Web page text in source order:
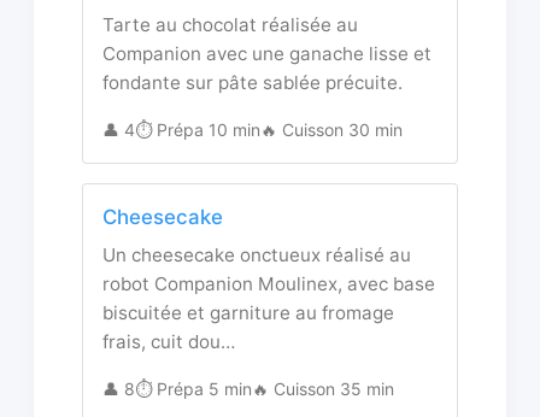
Tarte au chocolat réalisée au
Companion avec une ganache lisse et
fondante sur pâte sablée précuite.
👤 4⏱️ Prépa 10 min🔥 Cuisson 30 min
Cheesecake
Un cheesecake onctueux réalisé au
robot Companion Moulinex, avec base
biscuitée et garniture au fromage
frais, cuit dou…
👤 8⏱️ Prépa 5 min🔥 Cuisson 35 min